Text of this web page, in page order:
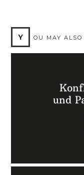
Y OU MAY ALSO
und